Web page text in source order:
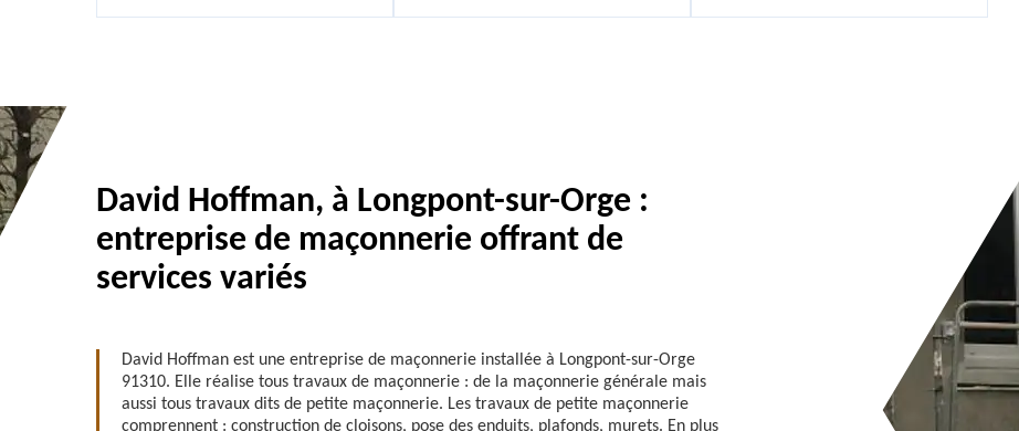
David Hoffman, à Longpont-sur-Orge :
entreprise de maçonnerie offrant de
services variés
David Hoffman est une entreprise de maçonnerie installée à Longpont-sur-Orge
91310. Elle réalise tous travaux de maçonnerie : de la maçonnerie générale mais
aussi tous travaux dits de petite maçonnerie. Les travaux de petite maçonnerie
comprennent : construction de cloisons, pose des enduits, plafonds, murets. En plus